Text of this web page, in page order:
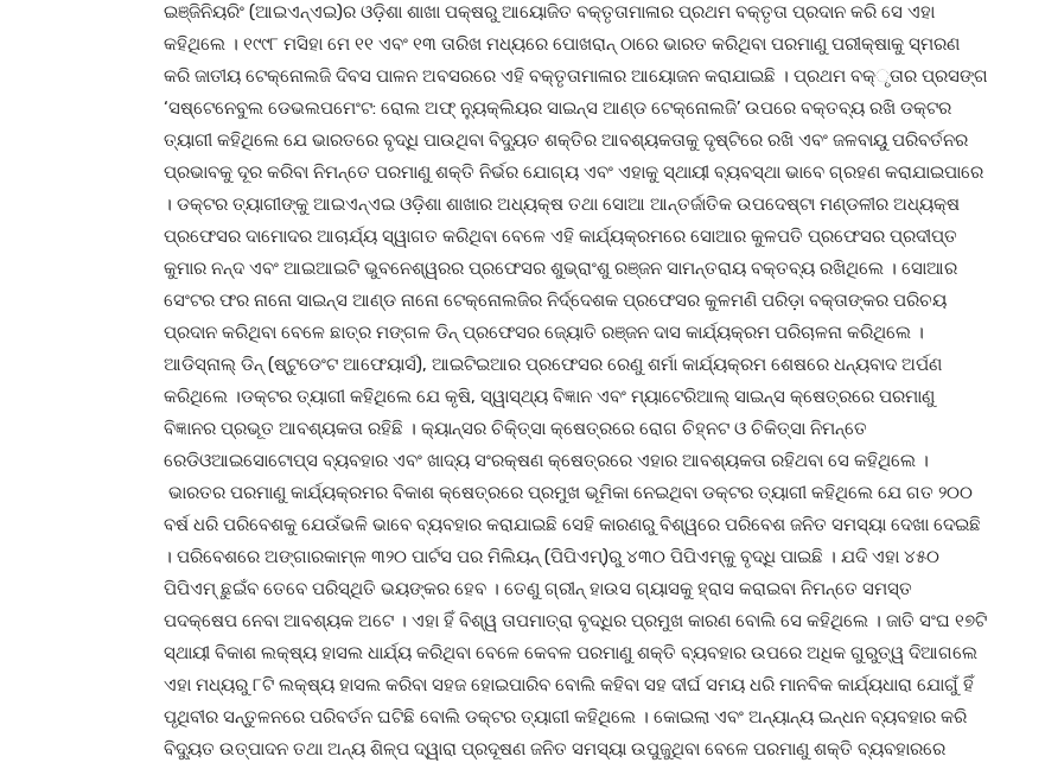
ଇଞ୍ଜିନିୟରିଂ (ଆଇଏନ୍‌ଏଇ)ର ଓଡ଼ିଶା ଶାଖା ପକ୍ଷରୁ ଆୟୋଜିତ ବକ୍ତୃତାମାଳାର ପ୍ରଥମ ବକ୍ତୃତା ପ୍ରଦାନ କରି ସେ ଏହା
କହିଥିଲେ । ୧୯୯୮ ମସିହା ମେ ୧୧ ଏବଂ ୧୩ ତାରିଖ ମଧ୍ୟରେ ପୋଖରାନ୍ ଠାରେ ଭାରତ କରିଥିବା ପରମାଣୁ ପରୀକ୍ଷାକୁ ସ୍ମରଣ
କରି ଜାତୀୟ ଟେକ୍ନୋଲଜି ଦିବସ ପାଳନ ଅବସରରେ ଏହି ବକ୍ତୃତାମାଳାର ଆୟୋଜନ କରାଯାଇଛି । ପ୍ରଥମ ବକ୍‌ୃତାର ପ୍ରସଙ୍ଗ
‘ସଷ୍ଟେନେବୁଲ ଡେଭଲପମେଂଟ: ରୋଲ ଅଫ୍ ନ୍ୟୁକ୍ଲିୟର ସାଇନ୍ସ ଆଣ୍ଡ ଟେକ୍ନୋଲଜି’ ଉପରେ ବକ୍ତବ୍ୟ ରଖି ଡକ୍ଟର
ତ୍ୟାଗୀ କହିଥିଲେ ଯେ ଭାରତରେ ବୃଦ୍ଧି ପାଉଥିବା ବିଦ୍ୟୁତ ଶକ୍ତିର ଆବଶ୍ୟକତାକୁ ଦୃଷ୍ଟିରେ ରଖି ଏବଂ ଜଳବାୟୁ ପରିବର୍ତନର
ପ୍ରଭାବକୁ ଦୂର କରିବା ନିମନ୍ତେ ପରମାଣୁ ଶକ୍ତି ନିର୍ଭର ଯୋଗ୍ୟ ଏବଂ ଏହାକୁ ସ୍ଥାୟୀ ବ୍ୟବସ୍ଥା ଭାବେ ଗ୍ରହଣ କରାଯାଇପାରେ
। ଡକ୍ଟର ତ୍ୟାଗୀଙ୍କୁ ଆଇଏନ୍‌ଏଇ ଓଡ଼ିଶା ଶାଖାର ଅଧ୍ୟକ୍ଷ ତଥା ସୋଆ ଆନ୍ତର୍ଜାତିକ ଉପଦେଷ୍ଟା ମଣ୍ଡଳୀର ଅଧ୍ୟକ୍ଷ
ପ୍ରଫେସର ଦାମୋଦର ଆଚାର୍ଯ୍ୟ ସ୍ୱାଗତ କରିଥିବା ବେଳେ ଏହି କାର୍ଯ୍ୟକ୍ରମରେ ସୋଆର କୁଳପତି ପ୍ରଫେସର ପ୍ରଦୀପ୍ତ
କୁମାର ନନ୍ଦ ଏବଂ ଆଇଆଇଟି ଭୁବନେଶ୍ୱରର ପ୍ରଫେସର ଶୁଭ୍ରାଂଶୁ ରଞ୍ଜନ ସାମନ୍ତରାୟ ବକ୍ତବ୍ୟ ରଖିଥିଲେ । ସୋଆର
ସେଂଟର ଫର ନାନୋ ସାଇନ୍ସ ଆଣ୍ଡ ନାନୋ ଟେକ୍ନୋଲଜିର ନିର୍ଦ୍ଦେଶକ ପ୍ରଫେସର କୁଳମଣି ପରିଡ଼ା ବକ୍ତାଙ୍କର ପରିଚୟ
ପ୍ରଦାନ କରିଥିବା ବେଳେ ଛାତ୍ର ମଙ୍ଗଳ ଡିନ୍ ପ୍ରଫେସର ଜ୍ୟୋତି ରଞ୍ଜନ ଦାସ କାର୍ଯ୍ୟକ୍ରମ ପରିଚାଳନା କରିଥିଲେ ।
ଆଡିସ୍‌ନାଲ୍ ଡିନ୍ (ଷ୍ଟୁଡେଂଟ ଆଫେୟାର୍ସ), ଆଇଟିଇଆର ପ୍ରଫେସର ରେଣୁ ଶର୍ମା କାର୍ଯ୍ୟକ୍ରମ ଶେଷରେ ଧନ୍ୟବାଦ ଅର୍ପଣ
କରିଥିଲେ ।ଡକ୍ଟର ତ୍ୟାଗୀ କହିଥିଲେ ଯେ କୃଷି, ସ୍ୱାସ୍ଥ୍ୟ ବିଜ୍ଞାନ ଏବଂ ମ୍ୟାଟେରିଆଲ୍ ସାଇନ୍ସ କ୍ଷେତ୍ରରେ ପରମାଣୁ
ବିଜ୍ଞାନର ପ୍ରଭୂତ ଆବଶ୍ୟକତା ରହିଛି । କ୍ୟାନ୍ସର ଚିକି୍‌ତ୍ସା କ୍ଷେତ୍ରରେ ରୋଗ ଚିହ୍ନଟ ଓ ଚିକିତ୍ସା ନିମନ୍ତେ
ରେଡିଓଆଇସୋଟୋପ୍ସ ବ୍ୟବହାର ଏବଂ ଖାଦ୍ୟ ସଂରକ୍ଷଣ କ୍ଷେତ୍ରରେ ଏହାର ଆବଶ୍ୟକତା ରହିଥବା ସେ କହିଥିଲେ ।
ଭାରତର ପରମାଣୁ କାର୍ଯ୍ୟକ୍ରମର ବିକାଶ କ୍ଷେତ୍ରରେ ପ୍ରମୁଖ ଭୂମିକା ନେଇଥିବା ଡକ୍ଟର ତ୍ୟାଗୀ କହିଥିଲେ ଯେ ଗତ ୨୦୦
ବର୍ଷ ଧରି ପରିବେଶକୁ ଯେଉଁଭଳି ଭାବେ ବ୍ୟବହାର କରାଯାଇଛି ସେହି କାରଣରୁ ବିଶ୍ୱରେ ପରିବେଶ ଜନିତ ସମସ୍ୟା ଦେଖା ଦେଇଛି
। ପରିବେଶରେ ଅଙ୍ଗାରକାମ୍ଳ ୩୨୦ ପାର୍ଟସ ପର ମିଲିୟନ୍ (ପିପିଏମ୍‌)ରୁ ୪୩୦ ପିପିଏମ୍‌କୁ ବୃଦ୍ଧି ପାଇଛି । ଯଦି ଏହା ୪୫୦
ପିପିଏମ୍ ଛୁଇଁବ ତେବେ ପରିସ୍ଥିତି ଭୟଙ୍କର ହେବ । ତେଣୁ ଗ୍ରୀନ୍ ହାଉସ ଗ୍ୟାସକୁ ହ୍ରାସ କରାଇବା ନିମନ୍ତେ ସମସ୍ତ
ପଦକ୍ଷେପ ନେବା ଆବଶ୍ୟକ ଅଟେ । ଏହା ହିଁ ବିଶ୍ୱ ତାପମାତ୍ରା ବୃଦ୍ଧିର ପ୍ରମୁଖ କାରଣ ବୋଲି ସେ କହିଥିଲେ । ଜାତି ସଂଘ ୧୭ଟି
ସ୍ଥାୟୀ ବିକାଶ ଲକ୍ଷ୍ୟ ହାସଲ ଧାର୍ଯ୍ୟ କରିଥିବା ବେଳେ କେବଳ ପରମାଣୁ ଶକ୍ତି ବ୍ୟବହାର ଉପରେ ଅଧିକ ଗୁରୁତ୍ୱ ଦିଆଗଲେ
ଏହା ମଧ୍ୟରୁ ୮ଟି ଲକ୍ଷ୍ୟ ହାସଲ କରିବା ସହଜ ହୋଇପାରିବ ବୋଲି କହିବା ସହ ଦୀର୍ଘ ସମୟ ଧରି ମାନବିକ କାର୍ଯ୍ୟଧାରା ଯୋଗୁଁ ହିଁ
ପୃଥିବୀର ସନ୍ତୁଳନରେ ପରିବର୍ତନ ଘଟିଛି ବୋଲି ଡକ୍ଟର ତ୍ୟାଗୀ କହିଥିଲେ । କୋଇଲା ଏବଂ ଅନ୍ୟାନ୍ୟ ଇନ୍ଧନ ବ୍ୟବହାର କରି
ବିଦ୍ୟୁତ ଉତ୍ପାଦନ ତଥା ଅନ୍ୟ ଶିଳ୍ପ ଦ୍ୱାରା ପ୍ରଦୂଷଣ ଜନିତ ସମସ୍ୟା ଉପୁଜୁଥିବା ବେଳେ ପରମାଣୁ ଶକ୍ତି ବ୍ୟବହାରରେ